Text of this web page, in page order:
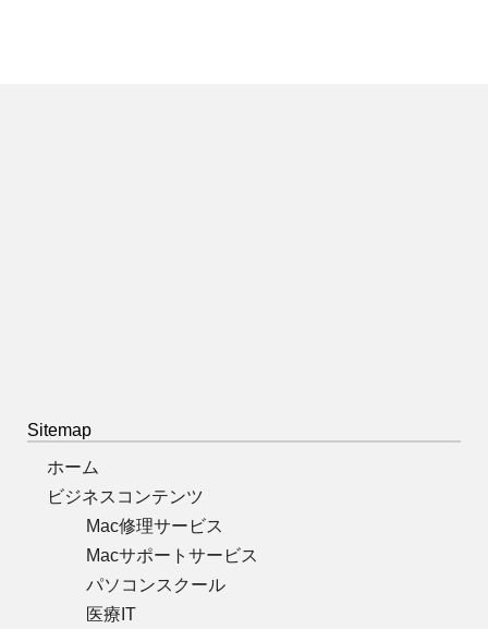
Sitemap
ホーム
ビジネスコンテンツ
Mac修理サービス
Macサポートサービス
パソコンスクール
医療IT